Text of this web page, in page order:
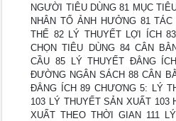
NGƯỜI TIÊU DÙNG 81 MỤC
NHÂN TỐ ẢNH HƯỞNG 81
THẾ 82 LÝ THUYẾT LỢI ÍCH
CHỌN TIÊU DÙNG 84 CÂN
CẦU 85 LÝ THUYẾT ĐẲNG
ĐƯỜNG NGÂN SÁCH 88 CÂN
ĐẲNG ÍCH 89 CHƯƠNG 5: LÝ
103 LÝ THUYẾT SẢN XUẤT 103
XUẤT THEO THỜI GIAN 111